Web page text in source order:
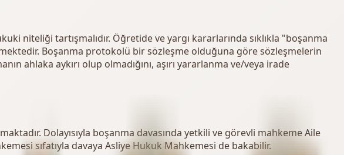
niteliği tartışmalıdır. Öğretide ve yargı kararlarında sıklıkla "boşanma
Boşanma protokolü bir sözleşme olduğuna göre sözleşmelerin
ahlaka aykırı olup olmadığını, aşırı yararlanma ve/veya irade
Dolayısıyla boşanma davasında yetkili ve görevli mahkeme Aile
sıfatıyla davaya Asliye Hukuk Mahkemesi de bakabilir.